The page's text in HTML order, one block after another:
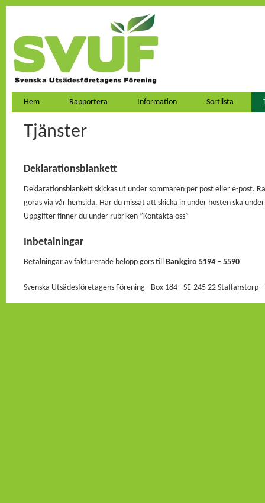
Hem Rapportera Information Sortlista
Tjänster
Deklarationsblankett
Deklarationsblankett skickas ut under sommaren per post eller e-post.
göras via vår hemsida. Har du missat att skicka in under hösten ska
Uppgifter finner du under rubriken ”Kontakta oss”
Inbetalningar
Betalningar av fakturerade belopp görs till Bankgiro 5194 – 5590
Svenska Utsädesföretagens Förening - Box 184 - SE-245 22 Staffanstorp